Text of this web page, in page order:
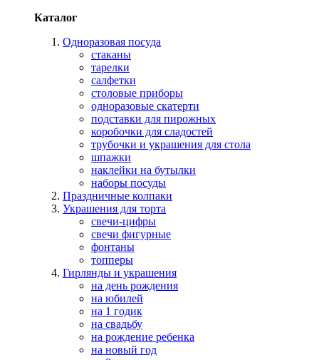
Каталог
Одноразовая посуда
стаканы
тарелки
салфетки
столовые приборы
одноразовые скатерти
подставки для пирожных
коробочки для сладостей
трубочки и украшения для стола
шпажки
наклейки на бутылки
наборы посуды
Праздничные колпаки
Украшения для торта
свечи-цифры
свечи фигурные
фонтаны
топперы
Гирлянды и украшения
на день рождения
на юбилей
на 1 годик
на свадьбу
на рождение ребенка
на новый год